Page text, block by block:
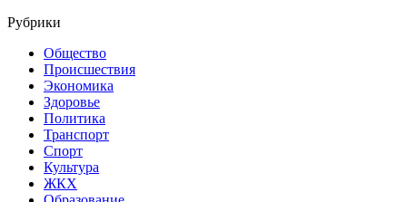
Рубрики
Общество
Происшествия
Экономика
Здоровье
Политика
Транспорт
Спорт
Культура
ЖКХ